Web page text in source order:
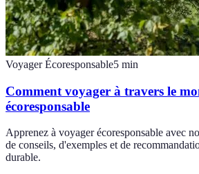
Voyager Écoresponsable5 min
Comment voyager à travers le
écoresponsable
Apprenez à voyager écoresponsable avec
de conseils, d'exemples et de
durable.